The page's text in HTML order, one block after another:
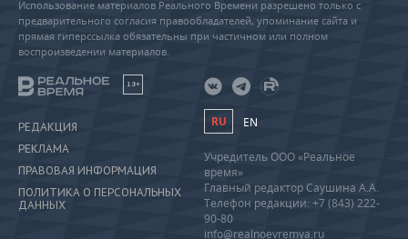
Использование материалов Реального Времени разрешено только с
предварительного согласия правообладателей, упоминание сайта и
прямая гиперссылка обязательны при частичном или полном
воспроизведении материалов.
18+
РЕДАКЦИЯ
РЕКЛАМА
ПРАВОВАЯ ИНФОРМАЦИЯ
ПОЛИТИКА О ПЕРСОНАЛЬНЫХ
ДАННЫХ
RU EN
Учредитель ООО «Реальное
время»
Главный редактор Саушина А.А.
Телефон редакции: +7 (843) 222-
90-80
info@realnoevremya.ru